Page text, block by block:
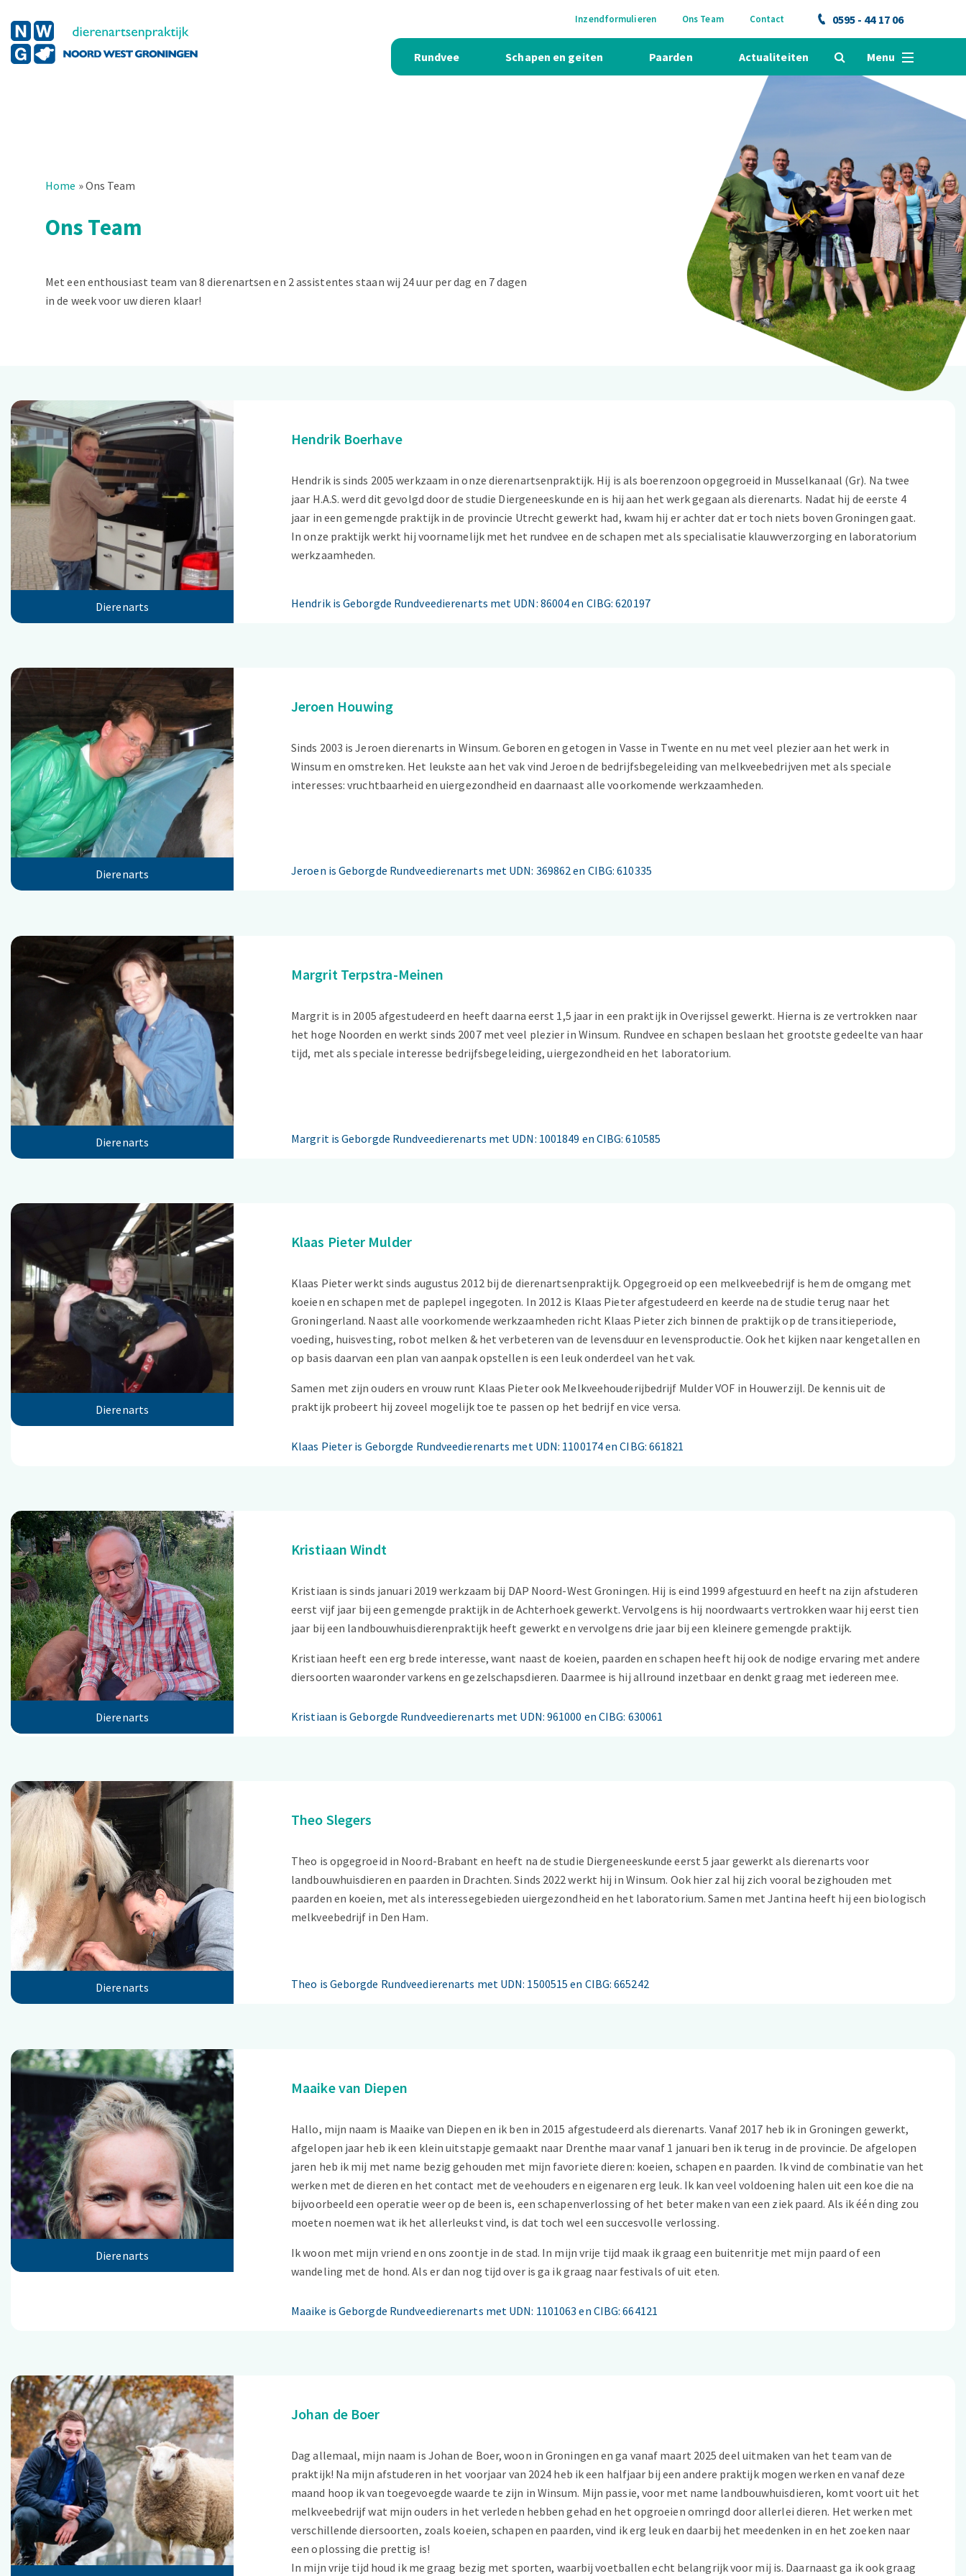
Inzendformulieren Ons Team Contact 0595 - 44 17 06
Rundvee Schapen en geiten Paarden Actualiteiten Menu
Home »Ons Team
Ons Team
Met een enthousiast team van 8 dierenartsen en 2 assistentes staan wij 24 uur per dag en 7 dagen
in de week voor uw dieren klaar!
Dierenarts
Hendrik Boerhave
Hendrik is sinds 2005 werkzaam in onze dierenartsenpraktijk. Hij is als boerenzoon opgegroeid in Musselkanaal (Gr). Na twee
jaar H.A.S. werd dit gevolgd door de studie Diergeneeskunde en is hij aan het werk gegaan als dierenarts. Nadat hij de eerste 4
jaar in een gemengde praktijk in de provincie Utrecht gewerkt had, kwam hij er achter dat er toch niets boven Groningen gaat.
In onze praktijk werkt hij voornamelijk met het rundvee en de schapen met als specialisatie klauwverzorging en laboratorium
werkzaamheden.
Hendrik is Geborgde Rundveedierenarts met UDN: 86004 en CIBG: 620197
Dierenarts
Jeroen Houwing
Sinds 2003 is Jeroen dierenarts in Winsum. Geboren en getogen in Vasse in Twente en nu met veel plezier aan het werk in
Winsum en omstreken. Het leukste aan het vak vind Jeroen de bedrijfsbegeleiding van melkveebedrijven met als speciale
interesses: vruchtbaarheid en uiergezondheid en daarnaast alle voorkomende werkzaamheden.
Jeroen is Geborgde Rundveedierenarts met UDN: 369862 en CIBG: 610335
Dierenarts
Margrit Terpstra-Meinen
Margrit is in 2005 afgestudeerd en heeft daarna eerst 1,5 jaar in een praktijk in Overijssel gewerkt. Hierna is ze vertrokken naar
het hoge Noorden en werkt sinds 2007 met veel plezier in Winsum. Rundvee en schapen beslaan het grootste gedeelte van haar
tijd, met als speciale interesse bedrijfsbegeleiding, uiergezondheid en het laboratorium.
Margrit is Geborgde Rundveedierenarts met UDN: 1001849 en CIBG: 610585
Dierenarts
Klaas Pieter Mulder
Klaas Pieter werkt sinds augustus 2012 bij de dierenartsenpraktijk. Opgegroeid op een melkveebedrijf is hem de omgang met
koeien en schapen met de paplepel ingegoten. In 2012 is Klaas Pieter afgestudeerd en keerde na de studie terug naar het
Groningerland. Naast alle voorkomende werkzaamheden richt Klaas Pieter zich binnen de praktijk op de transitieperiode,
voeding, huisvesting, robot melken & het verbeteren van de levensduur en levensproductie. Ook het kijken naar kengetallen en
op basis daarvan een plan van aanpak opstellen is een leuk onderdeel van het vak.
Samen met zijn ouders en vrouw runt Klaas Pieter ook Melkveehouderijbedrijf Mulder VOF in Houwerzijl. De kennis uit de
praktijk probeert hij zoveel mogelijk toe te passen op het bedrijf en vice versa.
Klaas Pieter is Geborgde Rundveedierenarts met UDN: 1100174 en CIBG: 661821
Dierenarts
Kristiaan Windt
Kristiaan is sinds januari 2019 werkzaam bij DAP Noord-West Groningen. Hij is eind 1999 afgestuurd en heeft na zijn afstuderen
eerst vijf jaar bij een gemengde praktijk in de Achterhoek gewerkt. Vervolgens is hij noordwaarts vertrokken waar hij eerst tien
jaar bij een landbouwhuisdierenpraktijk heeft gewerkt en vervolgens drie jaar bij een kleinere gemengde praktijk.
Kristiaan heeft een erg brede interesse, want naast de koeien, paarden en schapen heeft hij ook de nodige ervaring met andere
diersoorten waaronder varkens en gezelschapsdieren. Daarmee is hij allround inzetbaar en denkt graag met iedereen mee.
Kristiaan is Geborgde Rundveedierenarts met UDN: 961000 en CIBG: 630061
Dierenarts
Theo Slegers
Theo is opgegroeid in Noord-Brabant en heeft na de studie Diergeneeskunde eerst 5 jaar gewerkt als dierenarts voor
landbouwhuisdieren en paarden in Drachten. Sinds 2022 werkt hij in Winsum. Ook hier zal hij zich vooral bezighouden met
paarden en koeien, met als interessegebieden uiergezondheid en het laboratorium. Samen met Jantina heeft hij een biologisch
melkveebedrijf in Den Ham.
Theo is Geborgde Rundveedierenarts met UDN: 1500515 en CIBG: 665242
Dierenarts
Maaike van Diepen
Hallo, mijn naam is Maaike van Diepen en ik ben in 2015 afgestudeerd als dierenarts. Vanaf 2017 heb ik in Groningen gewerkt,
afgelopen jaar heb ik een klein uitstapje gemaakt naar Drenthe maar vanaf 1 januari ben ik terug in de provincie. De afgelopen
jaren heb ik mij met name bezig gehouden met mijn favoriete dieren: koeien, schapen en paarden. Ik vind de combinatie van het
werken met de dieren en het contact met de veehouders en eigenaren erg leuk. Ik kan veel voldoening halen uit een koe die na
bijvoorbeeld een operatie weer op de been is, een schapenverlossing of het beter maken van een ziek paard. Als ik één ding zou
moeten noemen wat ik het allerleukst vind, is dat toch wel een succesvolle verlossing.
Ik woon met mijn vriend en ons zoontje in de stad. In mijn vrije tijd maak ik graag een buitenritje met mijn paard of een
wandeling met de hond. Als er dan nog tijd over is ga ik graag naar festivals of uit eten.
Maaike is Geborgde Rundveedierenarts met UDN: 1101063 en CIBG: 664121
Johan de Boer
Dag allemaal, mijn naam is Johan de Boer, woon in Groningen en ga vanaf maart 2025 deel uitmaken van het team van de
praktijk! Na mijn afstuderen in het voorjaar van 2024 heb ik een halfjaar bij een andere praktijk mogen werken en vanaf deze
maand hoop ik van toegevoegde waarde te zijn in Winsum. Mijn passie, voor met name landbouwhuisdieren, komt voort uit het
melkveebedrijf wat mijn ouders in het verleden hebben gehad en het opgroeien omringd door allerlei dieren. Het werken met
verschillende diersoorten, zoals koeien, schapen en paarden, vind ik erg leuk en daarbij het meedenken in en het zoeken naar
een oplossing die prettig is!
In mijn vrije tijd houd ik me graag bezig met sporten, waarbij voetballen echt belangrijk voor mij is. Daarnaast ga ik ook graag